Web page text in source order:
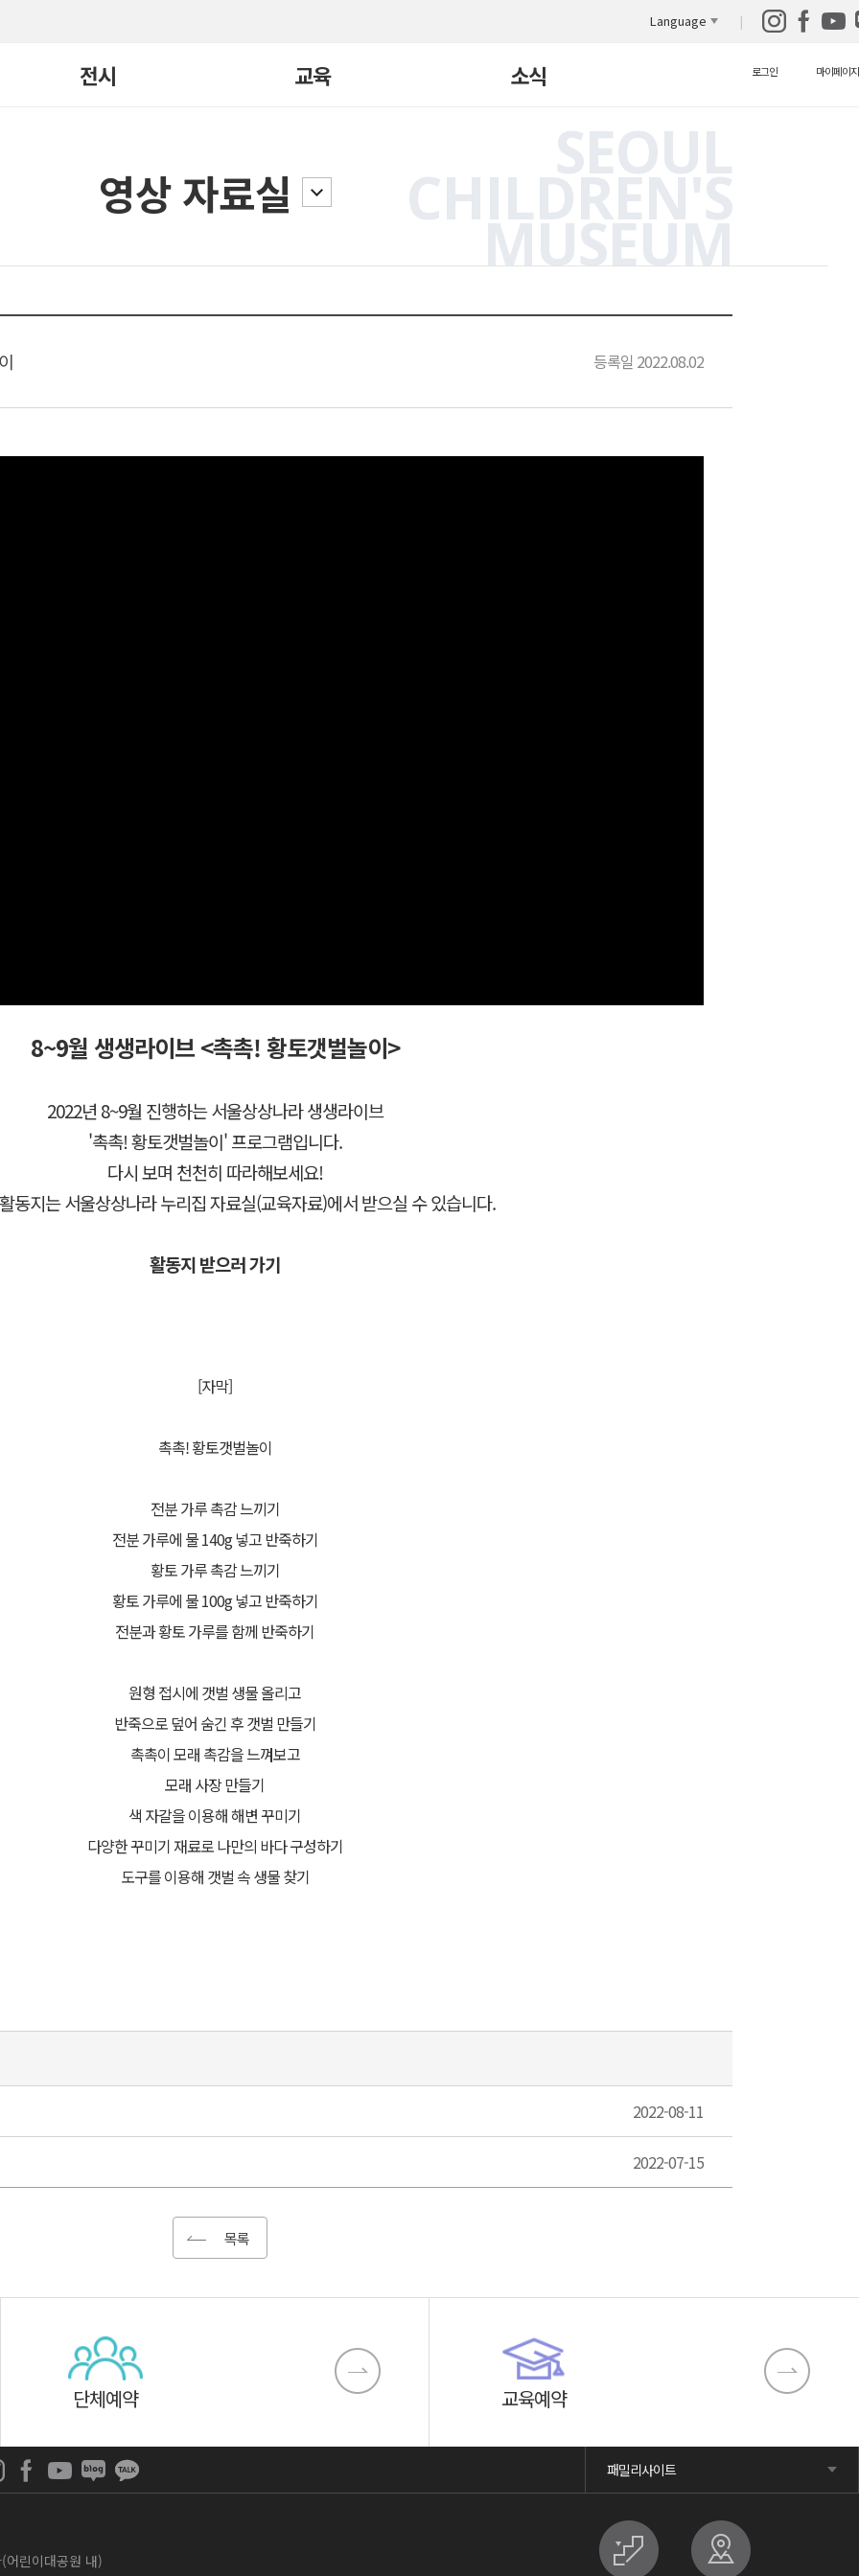
Language
전시 교육
빛, 너머
일일요리
기타
소식
보도자료
자원봉사안내
자료실
로그인 마이페이지
SEOUL
CHILDREN'S
MUSEUM
영상 자료실
등록일 2022.08.02
8~9월 생생라이브 <촉촉! 황토갯벌놀이>
2022년 8~9월 진행하는 서울상상나라 생생라이브
'촉촉! 황토갯벌놀이' 프로그램입니다.
다시 보며 천천히 따라해보세요!
동지는 서울상상나라 누리집 자료실(교육자료)에서 받으실 수 있습니다.
활동지 받으러 가기
[자막]
촉촉! 황토갯벌놀이
전분 가루 촉감 느끼기
전분 가루에 물 140g 넣고 반죽하기
황토 가루 촉감 느끼기
황토 가루에 물 100g 넣고 반죽하기
전분과 황토 가루를 함께 반죽하기
원형 접시에 갯벌 생물 올리고
반죽으로 덮어 숨긴 후 갯벌 만들기
촉촉이 모래 촉감을 느껴보고
모래 사장 만들기
색 자갈을 이용해 해변 꾸미기
다양한 꾸미기 재료로 나만의 바다 구성하기
도구를 이용해 갯벌 속 생물 찾기
2022-08-11
2022-07-15
목록
단체예약 교육예약
패밀리사이트
린이대공원 내)